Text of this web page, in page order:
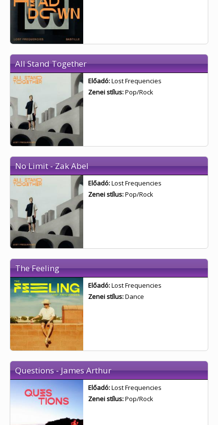
All Stand Together
Előadó:Lost Frequencies
Zenei stílus:Pop/Rock
No Limit - Zak Abel
Előadó:Lost Frequencies
Zenei stílus:Pop/Rock
The Feeling
Előadó:Lost Frequencies
Zenei stílus:Dance
Questions - James Arthur
Előadó:Lost Frequencies
Zenei stílus:Pop/Rock